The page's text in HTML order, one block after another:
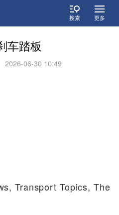
搜索 更多
车踏板
2026-06-30 10:49
Transport Topics, The